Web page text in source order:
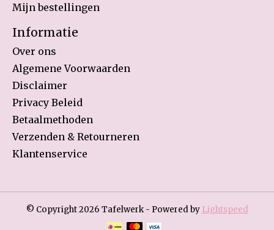
Mijn bestellingen
Informatie
Over ons
Algemene Voorwaarden
Disclaimer
Privacy Beleid
Betaalmethoden
Verzenden & Retourneren
Klantenservice
© Copyright 2026 Tafelwerk - Powered by Lightspeed